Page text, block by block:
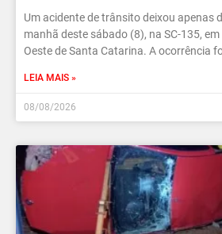
Um acidente de trânsito deixou apenas
manhã deste sábado (8), na SC-135,
Oeste de Santa Catarina. A ocorrência
LEIA MAIS »
08/08/2026